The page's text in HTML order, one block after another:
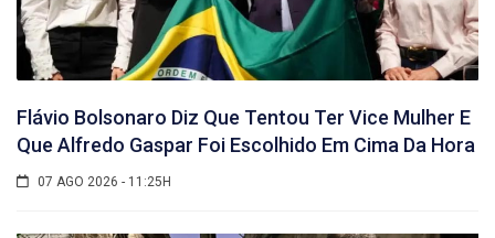
Flávio Bolsonaro Diz Que Tentou Ter Vice Mulher E
Que Alfredo Gaspar Foi Escolhido Em Cima Da Hora
07 AGO 2026 - 11:25H